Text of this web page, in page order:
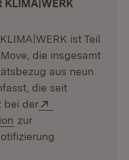
ist Teil
die insgesamt
aus neun
die seit
bei der
(Öffnet in neuem
zur